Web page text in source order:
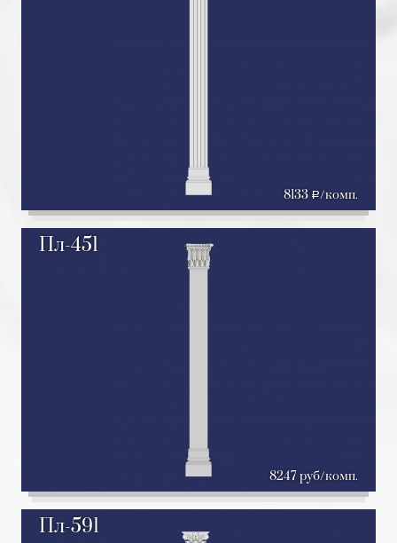
8133 a/комп.
Пл-451
8247 руб/комп.
Пл-591